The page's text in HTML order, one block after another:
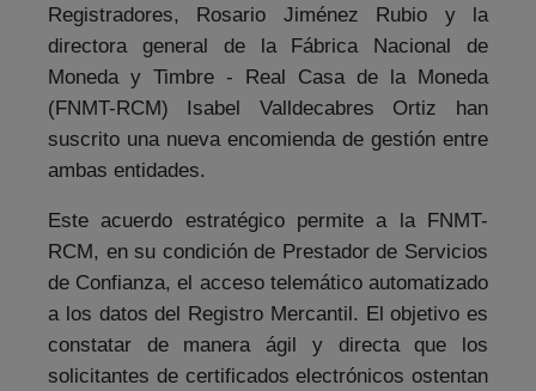
Registradores, Rosario Jiménez Rubio y la
directora general de la Fábrica Nacional de
Moneda y Timbre - Real Casa de la Moneda
(FNMT-RCM)
Isabel Valldecabres Ortiz han
suscrito una nueva encomienda de gestión entre
ambas entidades.
Este acuerdo estratégico permite a la FNMT-
RCM, en su condición de Prestador de Servicios
de Confianza, el acceso telemático automatizado
a los datos del Registro Mercantil. El objetivo es
constatar de manera ágil y directa que los
solicitantes de certificados electrónicos ostentan